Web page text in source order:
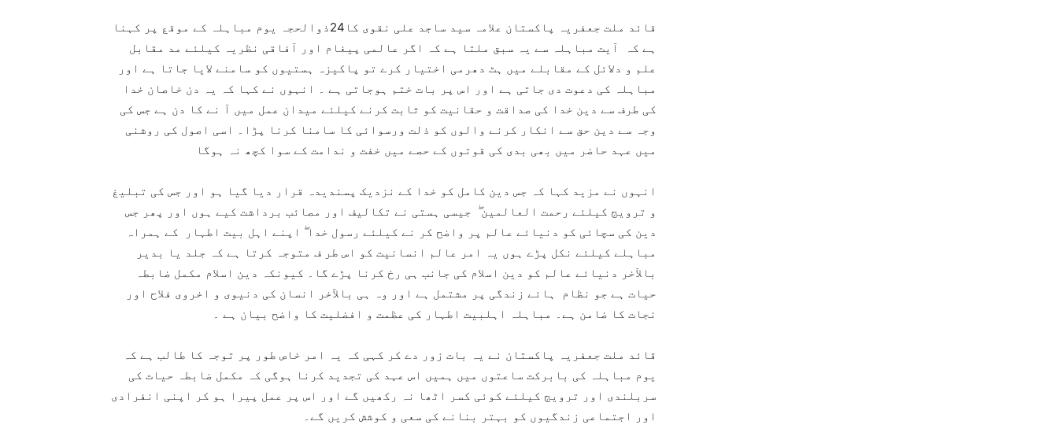
قائد ملت جعفریہ پاکستان علامہ سید ساجد علی نقوی کا24ذوالحجہ یوم مباہلہ کے موقع پر کہنا
ہے کہ آیت مباہلہ سے یہ سبق ملتا ہے کہ اگر عالمی پیغام اور آفاقی نظریہ کیلئے مد مقابل
علم و دلائل کے مقابلے میں ہٹ دھرمی اختیار کرے تو پاکیزہ ہستیوں کو سامنے لایا جاتا ہے اور
مباہلہ کی دعوت دی جاتی ہے اور اس پر بات ختم ہوجاتی ہے ۔ انہوں نے کہا کہ یہ دن خاصان خدا
کی طرف سے دین خدا کی صداقت و حقانیت کو ثابت کرنے کیلئے میدان عمل میں آ نے کا دن ہے جس کی
وجہ سے دین حق سے انکار کرنے والوں کو ذلت ورسوائی کا سامنا کرنا پڑا۔ اسی اصول کی روشنی
میں عہد حاضر میں بھی بدی کی قوتوں کے حصے میں خفت و ندامت کے سوا کچھ نہ ہوگا
انہوں نے مزید کہا کہ جس دین کامل کو خدا کے نزدیک پسندیدہ قرار دیا گیا ہو اور جس کی تبلیغ
و ترویج کیلئے رحمت العالمین ۖ جیسی ہستی نے تکالیف اور مصائب برداشت کیے ہوں اور پھر جس
دین کی سچائی کو دنیائے عالم پر واضح کر نے کیلئے رسول خدا ۖ اپنے اہل بیت اطہار کے ہمراہ
مباہلے کیلئے نکل پڑے ہوں یہ امر عالم انسانیت کو اس طر ف متوجہ کرتا ہے کہ جلد یا بدیر
بالآخر دنیائے عالم کو دین اسلام کی جانب ہی رخ کرنا پڑے گا۔ کیونکہ دین اسلام مکمل ضابطہ
حیات ہے جو نظام ہائے زندگی پر مشتمل ہے اور وہ ہی بالآخر انسان کی دنیوی و اخروی فلاح اور
نجات کا ضامن ہے۔ مباہلہ اہلبیت اطہار کی عظمت و افضلیت کا واضح بیان ہے ۔
قائد ملت جعفریہ پاکستان نے یہ بات زور دے کر کہی کہ یہ امر خاص طور پر توجہ کا طالب ہے کہ
یوم مباہلہ کی بابرکت ساعتوں میں ہمیں اس عہد کی تجدید کرنا ہوگی کہ مکمل ضابطہ حیات کی
سربلندی اور ترویج کیلئے کوئی کسر اٹھا نہ رکھیں گے اور اس پر عمل پیرا ہو کر اپنی انفرادی
اور اجتماعی زندگیوں کو بہتر بنانے کی سعی و کوشش کریں گے۔